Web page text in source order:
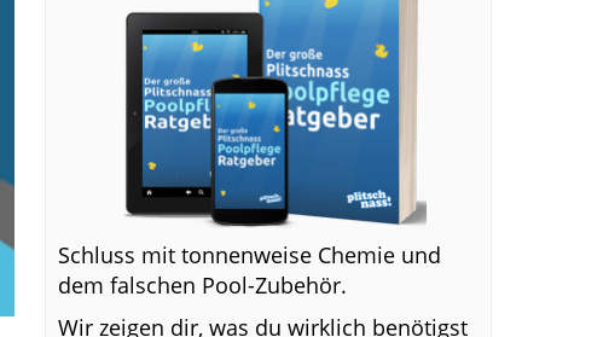
Schluss mit tonnenweise Chemie und
dem falschen Pool-Zubehör.
Wir zeigen dir, was du wirklich benötigst